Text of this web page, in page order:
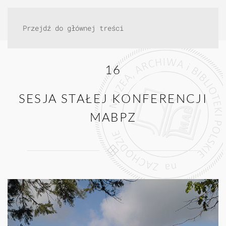
Przejdź do głównej treści
16
SESJA STAŁEJ KONFERENCJI
MABPZ